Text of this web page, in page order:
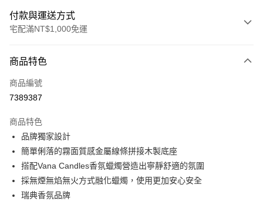
付款與運送方式
宅配滿NT$1,000免運
信用卡一次付款
LINE Pay
街口支付
悠遊付
Google Pay
AFTEE先享後付
商品特色
商品編號
7389387
商品特色
品牌獨家設計
簡單俐落的霧面質感金屬線條拼接木製底座
搭配Vana Candles香氛蠟燭營造出寧靜舒適的氛圍
採無煙無焰無火方式融化蠟燭，使用更加安心安全
瑞典香氛品牌